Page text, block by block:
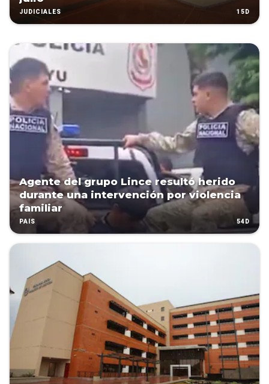
JUDICIALES 15D
Agente del grupo Lince resultó herido
durante una intervención por violencia
familiar
PAÍS 54D